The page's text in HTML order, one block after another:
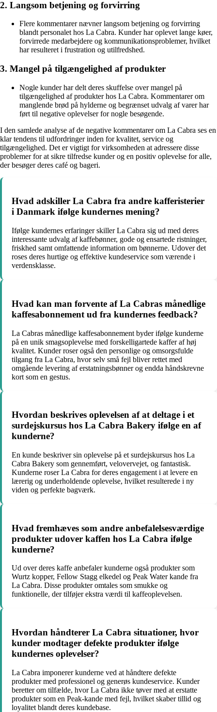
2. Langsom betjening og forvirring
Flere kommentarer nævner langsom betjening og forvirring
blandt personalet hos La Cabra. Kunder har oplevet lange køer,
forvirrede medarbejdere og kommunikationsproblemer, hvilket
har resulteret i frustration og utilfredshed.
3. Mangel på tilgængelighed af produkter
Nogle kunder har delt deres skuffelse over mangel på
tilgængelighed af produkter hos La Cabra. Kommentarer om
manglende brød på hylderne og begrænset udvalg af varer har
ført til negative oplevelser for nogle besøgende.
I den samlede analyse af de negative kommentarer om La Cabra ses en
klar tendens til udfordringer inden for kvalitet, service og
tilgængelighed. Det er vigtigt for virksomheden at adressere disse
problemer for at sikre tilfredse kunder og en positiv oplevelse for alle,
der besøger deres café og bageri.
Hvad adskiller La Cabra fra andre kafferisterier
i Danmark ifølge kundernes mening?
Ifølge kundernes erfaringer skiller La Cabra sig ud med deres
interessante udvalg af kaffebønner, gode og ensartede ristninger,
friskhed samt omfattende information om bønnerne. Udover det
roses deres hurtige og effektive kundeservice som værende i
verdensklasse.
Hvad kan man forvente af La Cabras månedlige
kaffesabonnement ud fra kundernes feedback?
La Cabras månedlige kaffesabonnement byder ifølge kunderne
på en unik smagsoplevelse med forskelligartede kaffer af høj
kvalitet. Kunder roser også den personlige og omsorgsfulde
tilgang fra La Cabra, hvor selv små fejl bliver rettet med
omgående levering af erstatningsbønner og endda håndskrevne
kort som en gestus.
Hvordan beskrives oplevelsen af at deltage i et
surdejskursus hos La Cabra Bakery ifølge en af
kunderne?
En kunde beskriver sin oplevelse på et surdejskursus hos La
Cabra Bakery som gennemført, velovervejet, og fantastisk.
Kunderne roser La Cabra for deres engagement i at levere en
lærerig og underholdende oplevelse, hvilket resulterede i ny
viden og perfekte bagværk.
Hvad fremhæves som andre anbefalelsesværdige
produkter udover kaffen hos La Cabra ifølge
kunderne?
Ud over deres kaffe anbefaler kunderne også produkter som
Wurtz kopper, Fellow Stagg elkedel og Peak Water kande fra
La Cabra. Disse produkter omtales som smukke og
funktionelle, der tilføjer ekstra værdi til kaffeoplevelsen.
Hvordan håndterer La Cabra situationer, hvor
kunder modtager defekte produkter ifølge
kundernes oplevelser?
La Cabra imponerer kunderne ved at håndtere defekte
produkter med professionel og generøs kundeservice. Kunder
beretter om tilfælde, hvor La Cabra ikke tøver med at erstatte
produkter som en Peak-kande med fejl, hvilket skaber tillid og
loyalitet blandt deres kundebase.